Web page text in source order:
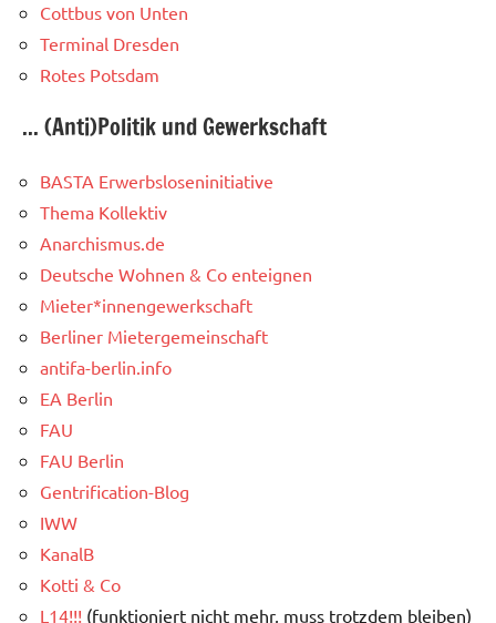
Cottbus von Unten
Terminal Dresden
Rotes Potsdam
... (Anti)Politik und Gewerkschaft
BASTA Erwerbsloseninitiative
Thema Kollektiv
Anarchismus.de
Deutsche Wohnen & Co enteignen
Mieter*innengewerkschaft
Berliner Mietergemeinschaft
antifa-berlin.info
EA Berlin
FAU
FAU Berlin
Gentrification-Blog
IWW
KanalB
Kotti & Co
L14!!! (funktioniert nicht mehr, muss trotzdem bleiben)